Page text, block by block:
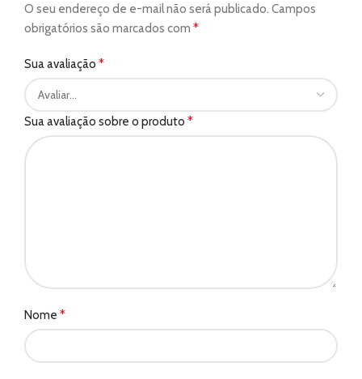
O seu endereço de e-mail não será publicado. Campos
obrigatórios são marcados com *
Sua avaliação *
Sua avaliação sobre o produto *
Nome *